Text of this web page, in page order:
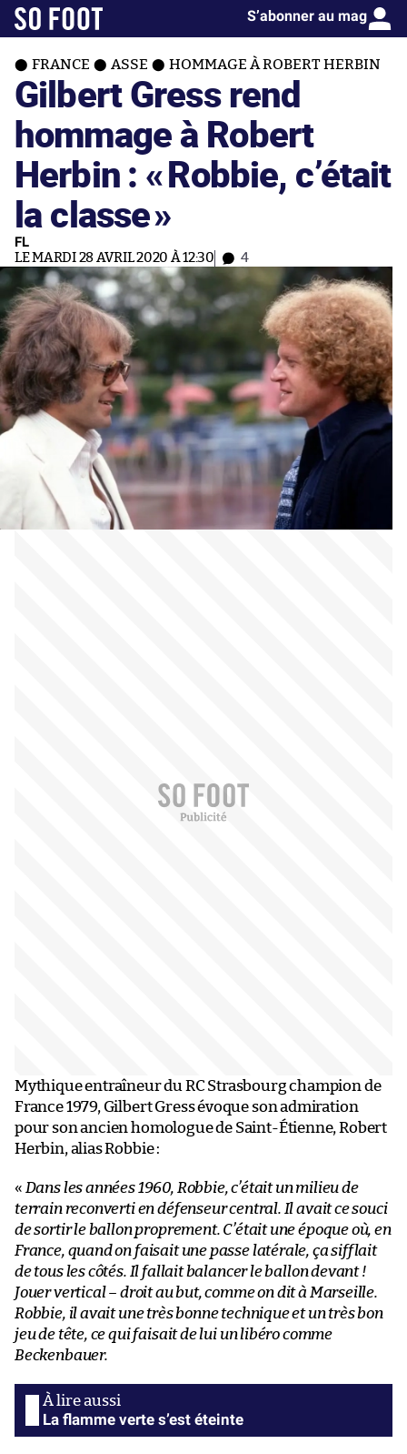
S’abonner au mag
FRANCE ASSE HOMMAGE À ROBERT HERBIN
Gilbert Gress rend
hommage à Robert
Herbin : «Robbie, c’était
la classe»
FL
LE MARDI 28 AVRIL 2020 À 12:30 4
Mythique entraîneur du RC Strasbourg champion de
France 1979, Gilbert Gress évoque son admiration
pour son ancien homologue de Saint-Étienne, Robert
Herbin, alias Robbie :
« Dans les années 1960, Robbie, c’était un milieu de
terrain reconverti en défenseur central. Il avait ce souci
de sortir le ballon proprement. C’était une époque où, en
France, quand on faisait une passe latérale, ça sifflait
de tous les côtés. Il fallait balancer le ballon devant !
Jouer vertical – droit au but, comme on dit à Marseille.
Robbie, il avait une très bonne technique et un très bon
jeu de tête, ce qui faisait de lui un libéro comme
Beckenbauer.
La flamme verte s’est éteinte